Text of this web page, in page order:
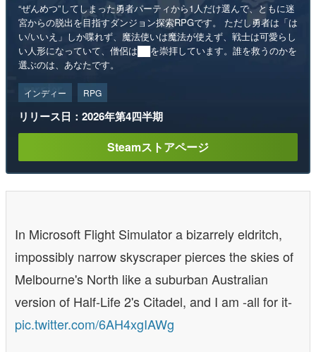
“ぜんめつ”してしまった勇者パーティから1人だけ選んで、ともに迷
宮からの脱出を目指すダンジョン探索RPGです。 ただし勇者は「は
い/いいえ」しか喋れず、魔法使いは魔法が使えず、戦士は可愛らし
い人形になっていて、僧侶は██を崇拝しています。誰を救うのかを
選ぶのは、あなたです。
インディー RPG
リリース日：2026年第4四半期
Steamストアページ
In Microsoft Flight Simulator a bizarrely eldritch,
impossibly narrow skyscraper pierces the skies of
Melbourne's North like a suburban Australian
version of Half-Life 2's Citadel, and I am -all for it-
pic.twitter.com/6AH4xgIAWg